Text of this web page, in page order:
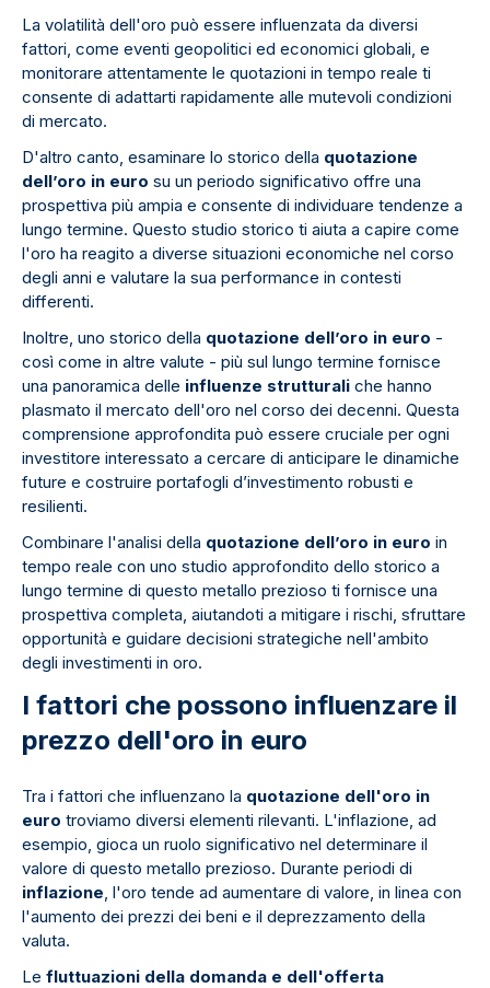
La volatilità dell'oro può essere influenzata da diversi
fattori, come eventi geopolitici ed economici globali, e
monitorare attentamente le quotazioni in tempo reale ti
consente di adattarti rapidamente alle mutevoli condizioni
di mercato.
D'altro canto, esaminare lo storico della quotazione
dell’oro in euro su un periodo significativo offre una
prospettiva più ampia e consente di individuare tendenze a
lungo termine. Questo studio storico ti aiuta a capire come
l'oro ha reagito a diverse situazioni economiche nel corso
degli anni e valutare la sua performance in contesti
differenti.
Inoltre, uno storico della quotazione dell’oro in euro -
così come in altre valute - più sul lungo termine fornisce
una panoramica delle influenze strutturali che hanno
plasmato il mercato dell'oro nel corso dei decenni. Questa
comprensione approfondita può essere cruciale per ogni
investitore interessato a cercare di anticipare le dinamiche
future e costruire portafogli d’investimento robusti e
resilienti.
Combinare l'analisi della quotazione dell’oro in euro in
tempo reale con uno studio approfondito dello storico a
lungo termine di questo metallo prezioso ti fornisce una
prospettiva completa, aiutandoti a mitigare i rischi, sfruttare
opportunità e guidare decisioni strategiche nell'ambito
degli investimenti in oro.
I fattori che possono influenzare il
prezzo dell'oro in euro
Tra i fattori che influenzano la quotazione dell'oro in
euro troviamo diversi elementi rilevanti. L'inflazione, ad
esempio, gioca un ruolo significativo nel determinare il
valore di questo metallo prezioso. Durante periodi di
inflazione, l'oro tende ad aumentare di valore, in linea con
l'aumento dei prezzi dei beni e il deprezzamento della
valuta.
Le fluttuazioni della domanda e dell'offerta